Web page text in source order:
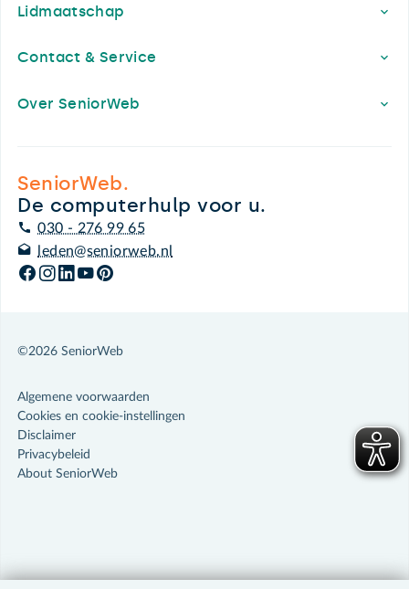
Lidmaatschap
Contact & Service
Over SeniorWeb
SeniorWeb.
De computerhulp voor u.
030 - 276 99 65
leden@seniorweb.nl
©2026 SeniorWeb
Algemene voorwaarden
Cookies en cookie-instellingen
Disclaimer
Privacybeleid
About SeniorWeb